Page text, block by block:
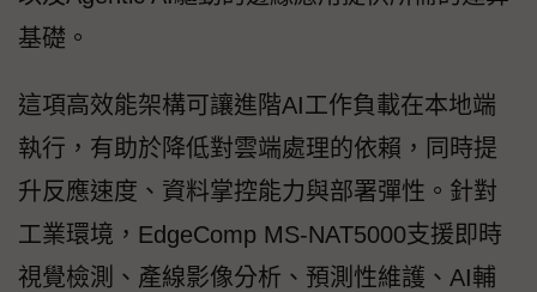
基礎。
這項高效能架構可讓進階AI工作負載在本地端
執行，有助於降低對雲端處理的依賴，同時提
升反應速度、資料掌控能力與部署彈性。針對
工業環境，EdgeComp MS-NAT5000支援即時
視覺檢測、產線影像分析、預測性維護、AI輔